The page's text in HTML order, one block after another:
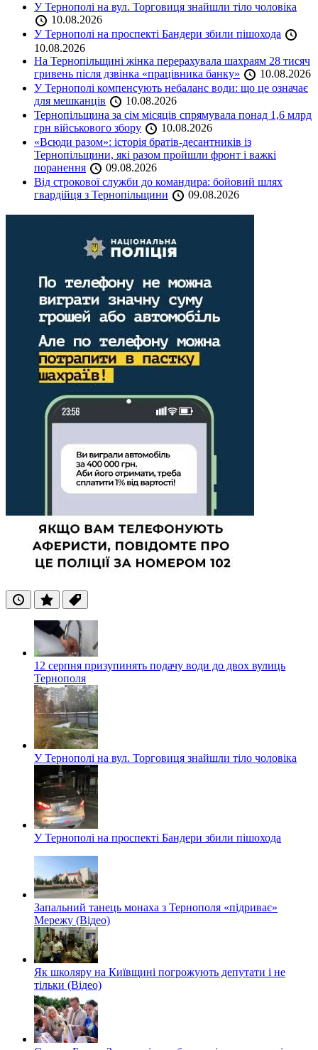
У Тернополі на вул. Торговиця знайшли тіло чоловіка
10.08.2026
У Тернополі на проспекті Бандери збили пішохода
10.08.2026
На Тернопільщині жінка перерахувала шахраям 28 тисяч
гривень після дзвінка «працівника банку»
10.08.2026
У Тернополі компенсують небаланс води: що це означає
для мешканців
10.08.2026
Тернопільщина за сім місяців спрямувала понад 1,6 млрд
грн військового збору
10.08.2026
«Всюди разом»: історія братів-десантників із
Тернопільщини, які разом пройшли фронт і важкі
поранення
09.08.2026
Від строкової служби до командира: бойовий шлях
гвардійця з Тернопільщини
09.08.2026
ОстанніПопулярні
Теги
12 серпня призупинять подачу води до двох вулиць
Тернополя
У Тернополі на вул. Торговиця знайшли тіло чоловіка
У Тернополі на проспекті Бандери збили пішохода
Запальний танець монаха з Тернополя «підриває»
Мережу (Відео)
Як школяру на Київщині погрожують депутати і не
тільки (Відео)